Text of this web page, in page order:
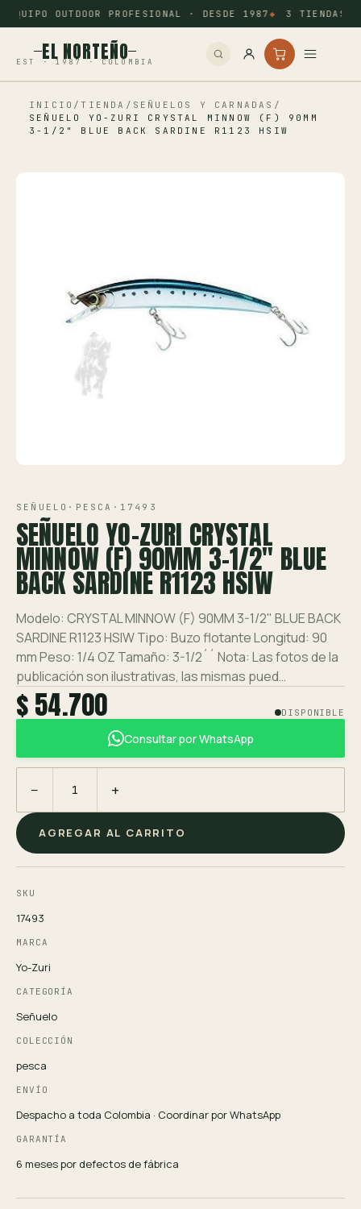
EQUIPO OUTDOOR PROFESIONAL · DESDE 1987 3 TIENDAS:
EL NORTEÑO
EST · 1987 · COLOMBIA
Inicio
Ver toda la tienda →
INICIO / TIENDA / SEÑUELOS Y CARNADAS /
SEÑUELO YO-ZURI CRYSTAL MINNOW (F) 90MM
3-1/2" BLUE BACK SARDINE R1123 HSIW
SEÑUELO · PESCA · 17493
SEÑUELO YO-ZURI CRYSTAL
MINNOW (F) 90MM 3-1/2" BLUE
BACK SARDINE R1123 HSIW
Modelo: CRYSTAL MINNOW (F) 90MM 3-1/2" BLUE BACK
SARDINE R1123 HSIW Tipo: Buzo flotante Longitud: 90
mm Peso: 1/4 OZ Tamaño: 3-1/2´´ Nota: Las fotos de la
publicación son ilustrativas, las mismas pued…
$ 54.700 DISPONIBLE
Consultar por WhatsApp
− +
AGREGAR AL CARRITO
SKU
17493
MARCA
Yo-Zuri
CATEGORÍA
Señuelo
COLECCIÓN
pesca
ENVÍO
Despacho a toda Colombia · Coordinar por WhatsApp
GARANTÍA
6 meses por defectos de fábrica